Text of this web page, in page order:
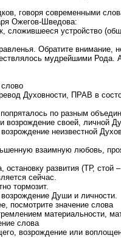
говоря современными
Ожегов-Шведова:
сложившееся устройство
Обратите внимание,
мудрейшими
Духовности, ПРАВ в
по разным
возрождение своей, личной
неизвестной
взаимную любовь,
остановку развития (ТР,
сейчас.
тормозит.
Души и личности.
посмотрите значение слова
материальности,
слова
возрождение или